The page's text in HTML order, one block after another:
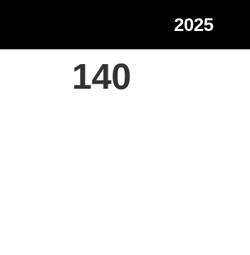
2025
140